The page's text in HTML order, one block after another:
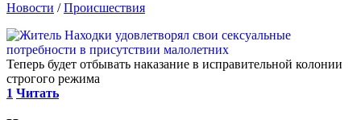
Новости /Происшествия
Теперь будет отбывать наказание в исправительной колонии
строгого режима
1 Читать